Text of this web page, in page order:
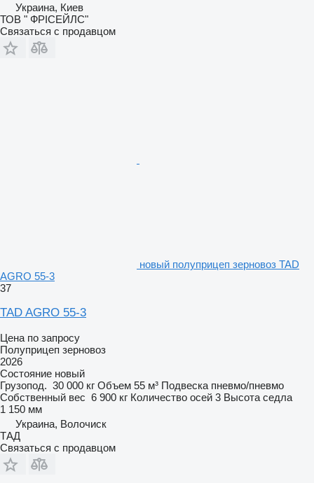
Украина, Киев
ТОВ " ФРІСЕЙЛС"
Связаться с продавцом
новый полуприцеп зерновоз TAD
AGRO 55-3
37
TAD AGRO 55-3
Цена по запросу
Полуприцеп зерновоз
2026
Состояние новый
Грузопод. 30 000 кг Объем 55 м³ Подвеска пневмо/пневмо
Собственный вес 6 900 кг Количество осей 3 Высота седла
1 150 мм
Украина, Волочиск
ТАД
Связаться с продавцом